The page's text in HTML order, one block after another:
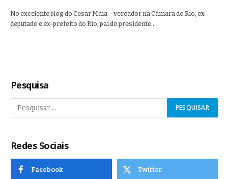
No excelente blog do Cesar Maia – vereador na Câmara do Rio, ex-
deputado e ex-prefeito do Rio, pai do presidente…
Pesquisa
Redes Sociais
Facebook Twitter